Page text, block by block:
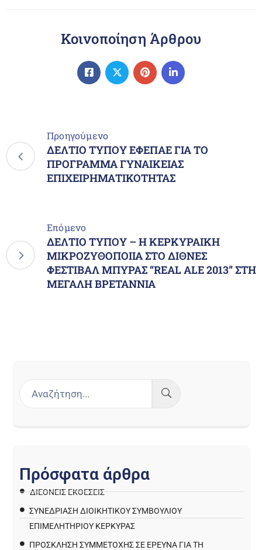
Κοινοποίηση Άρθρου
Προηγούμενο
ΔΕΛΤΙΟ ΤΥΠΟΥ ΕΦΕΠΑΕ ΓΙΑ ΤΟ
ΠΡΟΓΡΑΜΜΑ ΓΥΝΑΙΚΕΙΑΣ
ΕΠΙΧΕΙΡΗΜΑΤΙΚΟΤΗΤΑΣ
Επόμενο
ΔΕΛΤΙΟ ΤΥΠΟΥ – Η ΚΕΡΚΥΡΑΙΚΗ
ΜΙΚΡΟΖΥΘΟΠΟΙΙΑ ΣΤΟ ΔΙΘΝΕΣ
ΦΕΣΤΙΒΑΛ ΜΠΥΡΑΣ “REAL ALE 2013” ΣΤΗ
ΜΕΓΑΛΗ ΒΡΕΤΑΝΝΙΑ
Πρόσφατα άρθρα
ΔΙΕΘΝΕΙΣ ΕΚΘΕΣΕΙΣ
ΣΥΝΕΔΡΙΑΣΗ ΔΙΟΙΚΗΤΙΚΟΥ ΣΥΜΒΟΥΛΙΟΥ
ΕΠΙΜΕΛΗΤΗΡΙΟΥ ΚΕΡΚΥΡΑΣ
ΠΡΌΣΚΛΗΣΗ ΣΥΜΜΕΤΟΧΉΣ ΣΕ ΈΡΕΥΝΑ ΓΙΑ ΤΗ